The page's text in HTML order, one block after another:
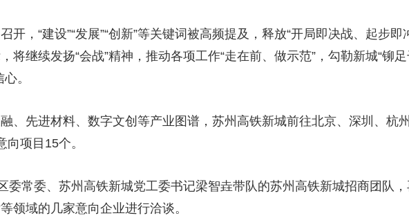
“建设”“发展”“创新”等关键词被高频提及，释放“开局即决战、起步即
将继续发扬“会战”精神，推动各项工作“走在前、做示范”，勾勒新城“铆足
。
先进材料、数字文创等产业图谱，苏州高铁新城前往北京、深圳、杭
项目15个。
常委、苏州高铁新城党工委书记梁智垚带队的苏州高铁新城招商团队，
领域的几家意向企业进行洽谈。